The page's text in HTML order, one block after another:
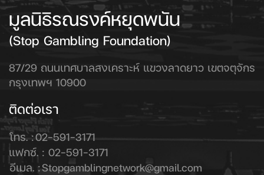
มูลนิธิรณรงค์หยุดพนัน
(Stop Gambling Foundation)
87/29 ถนนเทศบาลสงเคราะห์ แขวงลาดยาว เขตจตุจักร
กรุงเทพฯ 10900
ติดต่อเรา
โทร. :02-591-3171
แฟกซ์. : 02-591-3171
อีเมล. :Stopgamblingnetwork@gmail.com